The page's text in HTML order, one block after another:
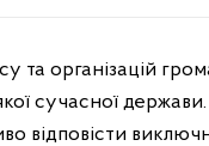
та організацій
сучасної
відповісти